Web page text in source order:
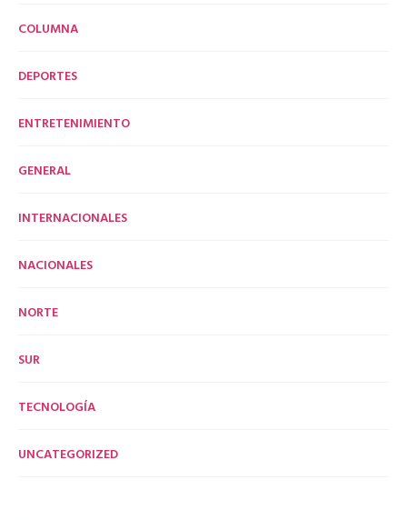
COLUMNA
DEPORTES
ENTRETENIMIENTO
GENERAL
INTERNACIONALES
NACIONALES
NORTE
SUR
TECNOLOGÍA
UNCATEGORIZED